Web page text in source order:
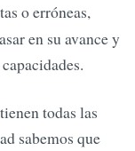
o erróneas,
en su avance y
todas las
sabemos que